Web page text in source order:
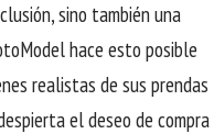
sino también una
hace esto posible
realistas de sus prendas
el deseo de compra